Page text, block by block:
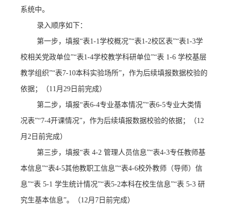
系统中。
录入顺序如下：
第一步，填报“表1-1学校概况”“表1-2校区表”“表1-3学
校相关党政单位”“表1-4学校教学科研单位”“表 1-6 学校基层
教学组织”“表7-10本科实验场所”，作为后续填报数据校验的
依据； （11月29 日前完成）
第二步，填报“表6-4专业基本情况”“表6-5专业大类情
况表”“7-4开课情况”，作为后续填报数据校验的依据； （12
月2 日前完成）
第三步，填报“表 4-2 管理人员信息”“表4-3专任教师基
本信息”“表4-5其他教职工信息”“表4-6校外教师（导师）信
息”“表 5-1 学生统计情况”“表5-2本科在校生信息”“表 5-3 研
究生基本信息”。 （12月 7 日前完成）